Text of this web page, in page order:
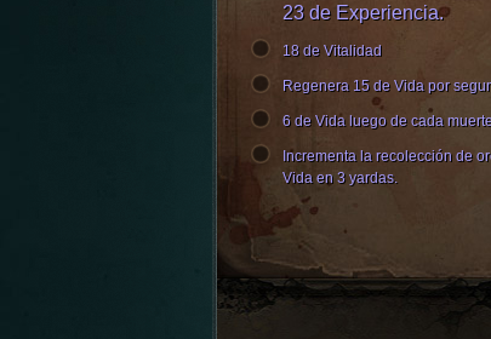
23 de Experiencia.
18 de Vitalidad
Regenera 15 de Vida por
6 de Vida luego de cada
Incrementa la recolección de
Vida en 3 yardas.